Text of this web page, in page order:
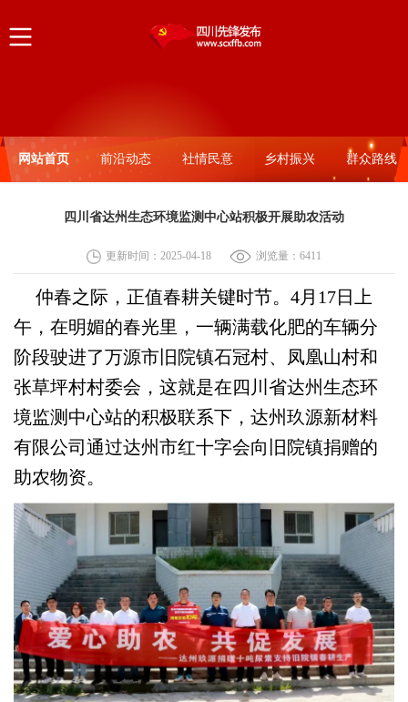
网站首页 前沿动态 社情民意 乡村振兴 群众路线
四川省达州生态环境监测中心站积极开展助农活动
更新时间：2025-04-18 浏览量： 6411
仲春之际，正值春耕关键时节。4月17日上
午，在明媚的春光里，一辆满载化肥的车辆分
阶段驶进了万源市旧院镇石冠村、凤凰山村和
张草坪村村委会，这就是在四川省达州生态环
境监测中心站的积极联系下，达州玖源新材料
有限公司通过达州市红十字会向旧院镇捐赠的
助农物资。